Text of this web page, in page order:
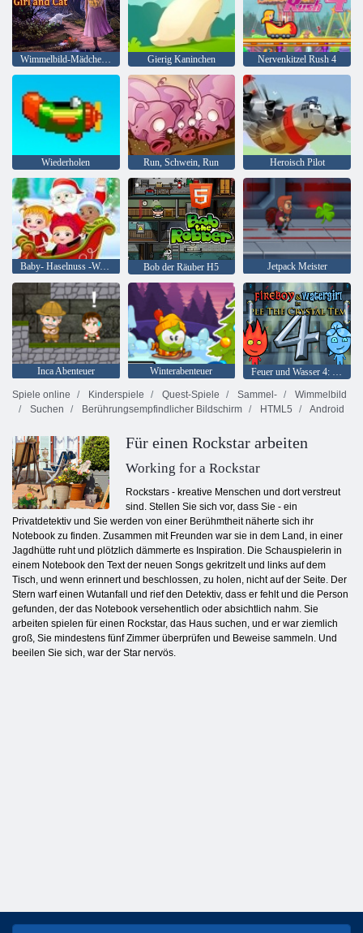
Wimmelbild-Mädchen und Katze Gierig Kaninchen Nervenkitzel Rush 4
Wiederholen Run, Schwein, Run Heroisch Pilot
Baby- Haselnuss -Weihnachtsüberraschung Bob der Räuber H5 Jetpack Meister
Inca Abenteuer Winterabenteuer
Feuer und Wasser 4: Kristalltempel
Spiele online
Kinderspiele Quest-Spiele Sammel-
Wimmelbild
Suchen
Berührungsempfindlicher Bildschirm HTML5 Android
Für einen Rockstar arbeiten
Working for a Rockstar
Rockstars - kreative Menschen und dort verstreut
sind. Stellen Sie sich vor, dass Sie - ein
Privatdetektiv und Sie werden von einer Berühmtheit näherte sich ihr
Notebook zu finden. Zusammen mit Freunden war sie in dem Land, in einer
Jagdhütte ruht und plötzlich dämmerte es Inspiration. Die Schauspielerin in
einem Notebook den Text der neuen Songs gekritzelt und links auf dem
Tisch, und wenn erinnert und beschlossen, zu holen, nicht auf der Seite. Der
Stern warf einen Wutanfall und rief den Detektiv, dass er fehlt und die Person
gefunden, der das Notebook versehentlich oder absichtlich nahm. Sie
arbeiten spielen für einen Rockstar, das Haus suchen, und er war ziemlich
groß, Sie mindestens fünf Zimmer überprüfen und Beweise sammeln. Und
beeilen Sie sich, war der Star nervös.